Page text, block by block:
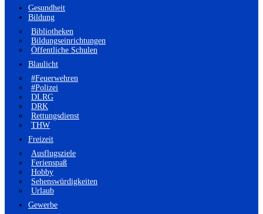
Gesundheit
Bildung
Bibliotheken
Bildungseinrichtungen
Öffentliche Schulen
Blaulicht
#Feuerwehren
#Polizei
DLRG
DRK
Rettungsdienst
THW
Freizeit
Ausflugsziele
Ferienspaß
Hobby
Sehenswürdigkeiten
Urlaub
Gewerbe